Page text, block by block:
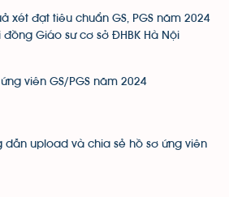
xét đạt tiêu chuẩn GS, PGS năm 2024
đồng Giáo sư cơ sở ĐHBK Hà Nội
viên GS/PGS năm 2024
dẫn upload và chia sẻ hồ sơ ứng viên